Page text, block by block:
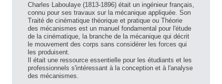
Charles Laboulaye (1813-1896) était un ingénieur français,
connu pour ses travaux sur la mécanique appliquée. Son
Traité de cinématique théorique et pratique ou Théorie
des mécanismes est un manuel fondamental pour l'étude
de la cinématique, la branche de la mécanique qui décrit
le mouvement des corps sans considérer les forces qui
les produisent.
Il était une ressource essentielle pour les étudiants et les
professionnels s'intéressant à la conception et à l'analyse
des mécanismes.